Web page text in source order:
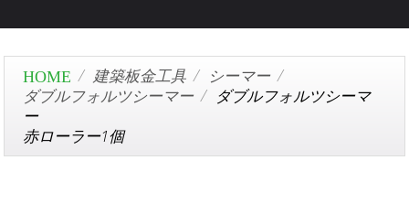
建築板金工具
シーマー
ダブルフォルツシーマー
ダブルフォルツシーマ
ー
赤ローラー1個